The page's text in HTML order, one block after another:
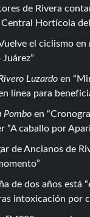
de Rivera
Central Hortícola
el ciclismo en
Juárez
Luzardo en
línea para
Pombo en
“A caballo por
de Ancianos de
de dos años está
intoxicación por